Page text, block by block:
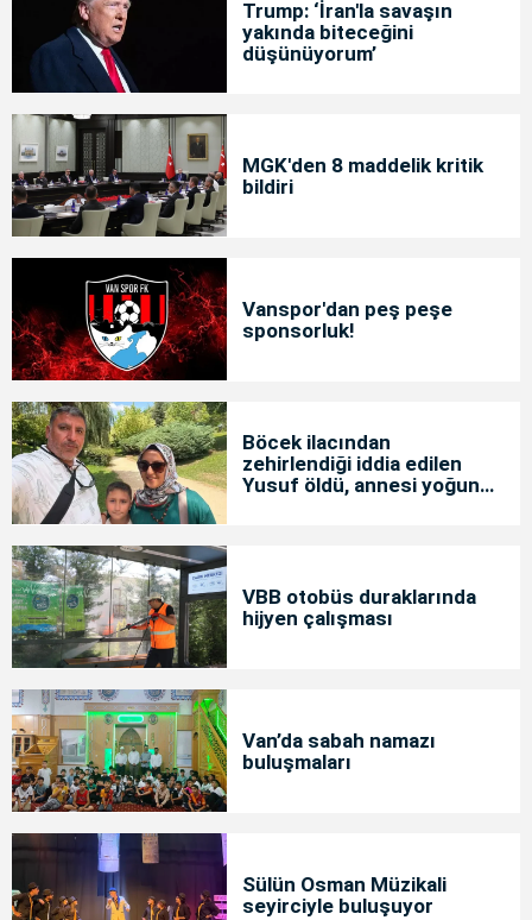
Trump: ‘İran'la savaşın
yakında biteceğini
düşünüyorum’
MGK'den 8 maddelik kritik
bildiri
Vanspor'dan peş peşe
sponsorluk!
Böcek ilacından
zehirlendiği iddia edilen
Yusuf öldü, annesi yoğun
VBB otobüs duraklarında
hijyen çalışması
Van’da sabah namazı
buluşmaları
Sülün Osman Müzikali
seyirciyle buluşuyor